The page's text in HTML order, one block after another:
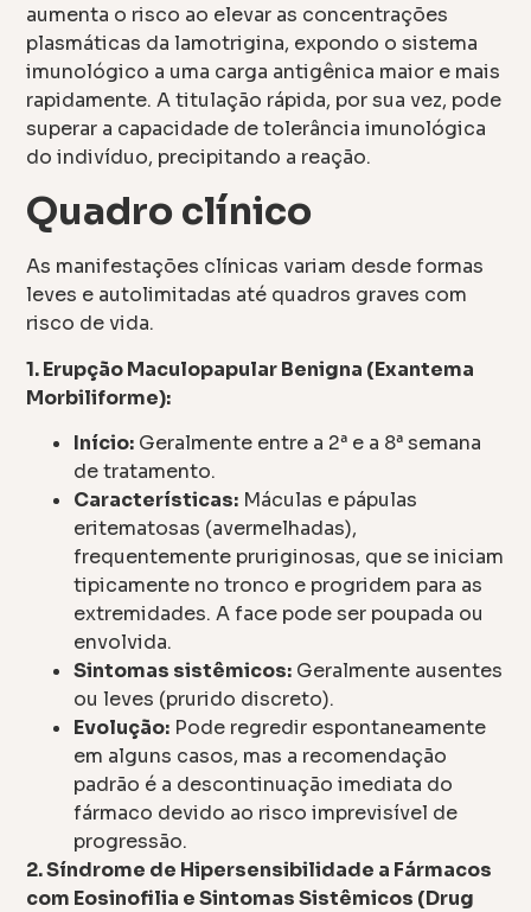
aumenta o risco ao elevar as concentrações
plasmáticas da lamotrigina, expondo o sistema
imunológico a uma carga antigênica maior e mais
rapidamente. A titulação rápida, por sua vez, pode
superar a capacidade de tolerância imunológica
do indivíduo, precipitando a reação.
Quadro clínico
As manifestações clínicas variam desde formas
leves e autolimitadas até quadros graves com
risco de vida.
1. Erupção Maculopapular Benigna (Exantema
Morbiliforme):
Início: Geralmente entre a 2ª e a 8ª semana
de tratamento.
Características: Máculas e pápulas
eritematosas (avermelhadas),
frequentemente pruriginosas, que se iniciam
tipicamente no tronco e progridem para as
extremidades. A face pode ser poupada ou
envolvida.
Sintomas sistêmicos: Geralmente ausentes
ou leves (prurido discreto).
Evolução: Pode regredir espontaneamente
em alguns casos, mas a recomendação
padrão é a descontinuação imediata do
fármaco devido ao risco imprevisível de
progressão.
2. Síndrome de Hipersensibilidade a Fármacos
com Eosinofilia e Sintomas Sistêmicos (Drug